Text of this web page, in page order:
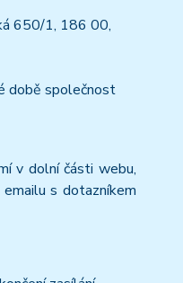
650/1, 186 00,
době společnost
v dolní části webu,
s dotazníkem